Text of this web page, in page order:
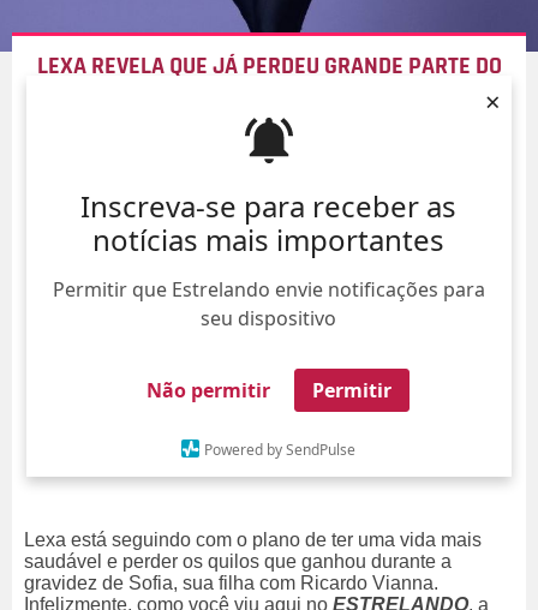
Inscreva-se para receber as
notícias mais importantes
Permitir que Estrelando envie notificações para
seu dispositivo
Não permitir Permitir
Powered by SendPulse
×
LEXA REVELA QUE JÁ PERDEU GRANDE PARTE DO
06/Ago/
Lexa está seguindo com o plano de ter uma vida mais
saudável e perder os quilos que ganhou durante a
gravidez de Sofia, sua filha com Ricardo Vianna.
Infelizmente, como você viu aqui no ESTRELANDO, a